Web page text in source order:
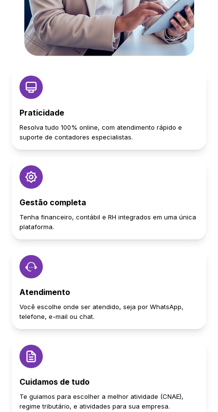
Praticidade
Resolva tudo 100% online, com atendimento rápido e
suporte de contadores especialistas.
Gestão completa
Tenha financeiro, contábil e RH integrados em uma única
plataforma.
Atendimento
Você escolhe onde ser atendido, seja por WhatsApp,
telefone, e-mail ou chat.
Cuidamos de tudo
Te guiamos para escolher a melhor atividade (CNAE),
regime tributário, e atividades para sua empresa.